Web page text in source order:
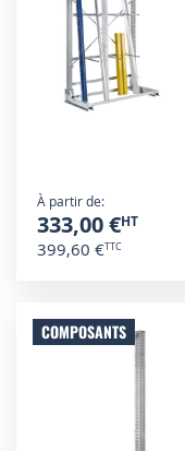
À partir de
333,00 €
399,60 €
COMPOSANTS